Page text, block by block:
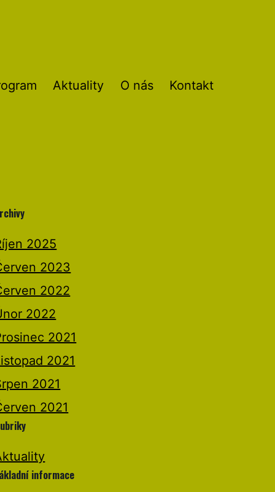
Aktuality O nás Kontakt
2025
2023
2022
2022
2021
2021
2021
2021
informace